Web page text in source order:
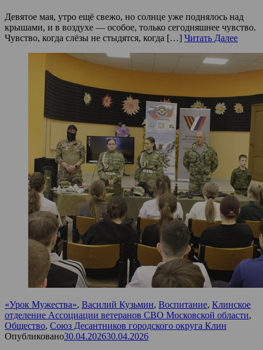
Девятое мая, утро ещё свежо, но солнце уже поднялось над
крышами, и в воздухе — особое, только сегодняшнее чувство.
Чувство, когда слёзы не стыдятся, когда […] Читать Далее
«Урок Мужества», Василий Кузьмин, Воспитание, Клинское
отделение Ассоциации ветеранов СВО Московской области,
Общество, Союз Десантников городского округа Клин
Опубликовано30.04.202630.04.2026